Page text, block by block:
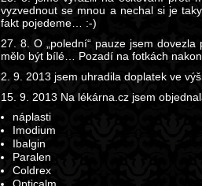
vyzvednout se mnou a nechal si je
fakt pojedeme… :-)
27. 8. O „polední“ pauze jsem
mělo být bílé… Pozadí na fotkách
2. 9. 2013 jsem uhradila doplatek ve
15. 9. 2013 Na lékárna.cz jsem
náplasti
Imodium
Ibalgin
Paralen
Coldrex